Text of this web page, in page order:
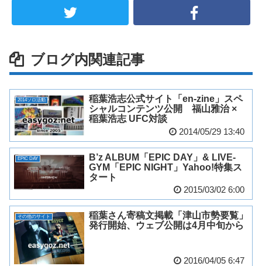
ブログ内関連記事
2014ソロ活動
稲葉浩志公式サイト「en-zine」スペ
シャルコンテンツ公開 福山雅治 ×
稲葉浩志 UFC対談
2014/05/29 13:40
EPIC DAY
B’z ALBUM「EPIC DAY」& LIVE-
GYM「EPIC NIGHT」Yahoo!特集ス
タート
2015/03/02 6:00
その他のサイト
稲葉さん寄稿文掲載「津山市勢要覧」
発行開始、ウェブ公開は4月中旬から
2016/04/05 6:47